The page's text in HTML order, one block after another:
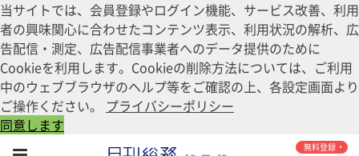
当サイトでは、会員登録やログイン機能、サービス改善、利用
者の興味関心に合わせたコンテンツ表示、利用状況の解析、広
告配信・測定、広告配信事業者へのデータ提供のために
Cookieを利用します。Cookieの削除方法については、ご利用
中のウェブブラウザのヘルプ等をご確認の上、各設定画面より
ご操作ください。 プライバシーポリシー
同意します
無料登録